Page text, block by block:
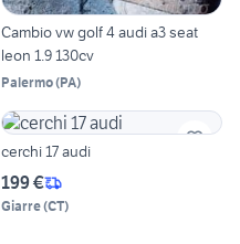
Cambio vw golf 4 audi a3 seat
leon 1.9 130cv
Palermo(PA)
cerchi 17 audi
199 €
Giarre(CT)